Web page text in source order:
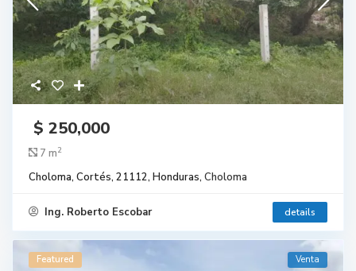
$ 250,000
7 m2
Choloma, Cortés, 21112, Honduras, Choloma
Ing. Roberto Escobar details
Featured Venta